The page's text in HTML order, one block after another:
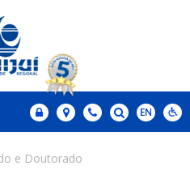
e Doutorado